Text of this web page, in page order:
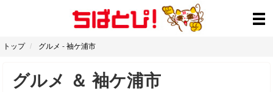
トップ グルメ - 袖ケ浦市
グルメ ＆袖ケ浦市